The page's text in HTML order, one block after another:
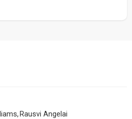
, Rausvi Angelai